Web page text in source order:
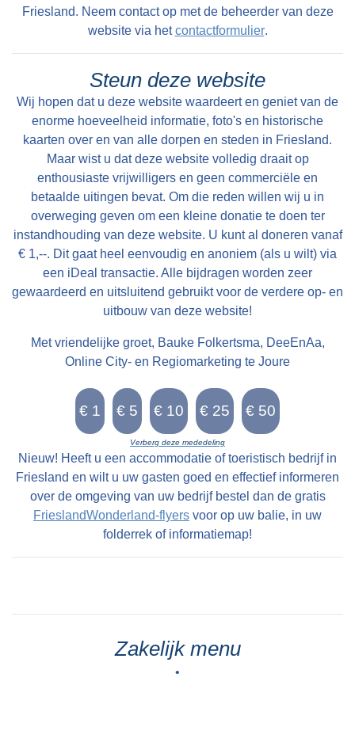
Friesland. Neem contact op met de beheerder van deze
website via hetcontactformulier.
Steun deze website
Wij hopen dat u deze website waardeert en geniet van de
enorme hoeveelheid informatie, foto's en historische
kaarten over en van alle dorpen en steden in Friesland.
Maar wist u dat deze website volledig draait op
enthousiaste vrijwilligers en geen commerciële en
betaalde uitingen bevat. Om die reden willen wij u in
overweging geven om een kleine donatie te doen ter
instandhouding van deze website. U kunt al doneren vanaf
€ 1,--. Dit gaat heel eenvoudig en anoniem (als u wilt) via
een iDeal transactie. Alle bijdragen worden zeer
gewaardeerd en uitsluitend gebruikt voor de verdere op- en
uitbouw van deze website!
Met vriendelijke groet, Bauke Folkertsma, DeeEnAa,
Online City- en Regiomarketing te Joure
Verberg deze mededeling
Nieuw! Heeft u een accommodatie of toeristisch bedrijf in
Friesland en wilt u uw gasten goed en effectief informeren
over de omgeving van uw bedrijf bestel dan de gratis
FrieslandWonderland-flyers voor op uw balie, in uw
folderrek of informatiemap!
Zakelijk menu
•